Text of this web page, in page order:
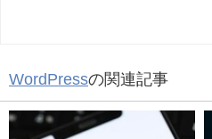
WordPressの関連記事